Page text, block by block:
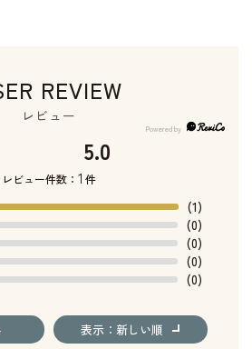
REVIEW
レビュー
5.0
レビュー件数： 1 件
(1)
(0)
(0)
(0)
(0)
表示：新しい順